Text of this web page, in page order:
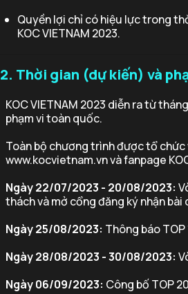
Quyền lợi chỉ có hiệu lực trong
KOC VIETNAM 2023.
2. Thời gian (dự kiến) và
KOC VIETNAM 2023 diễn ra từ
phạm vi toàn quốc.
Toàn bộ chương trình được tổ
www.kocvietnam.vn và fanpage
Ngày 22/07/2023 - 20/08/2023:
thách và mở cổng đăng ký nhận
Ngày 25/08/2023: Thông báo
Ngày 28/08/2023 - 30/08/2023:
Ngày 06/09/2023: Công bố TOP